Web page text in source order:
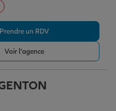
Prendre un RDV
Voir l'agence